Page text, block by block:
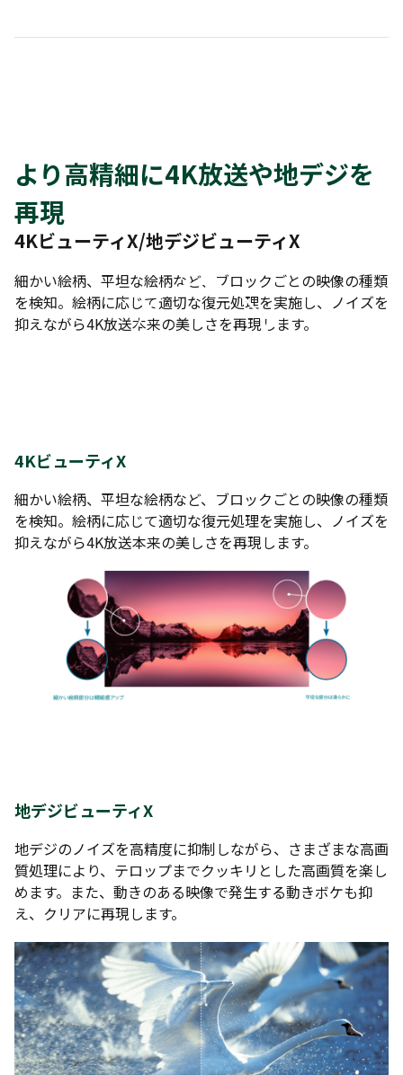
より高精細に4K放送や地デジを
再現
4KビューティX/地デジビューティX
細かい絵柄、平坦な絵柄など、ブロックごとの映像の種類
を検知。絵柄に応じて適切な復元処理を実施し、ノイズを
抑えながら4K放送本来の美しさを再現します。
4KビューティX
細かい絵柄、平坦な絵柄など、ブロックごとの映像の種類
を検知。絵柄に応じて適切な復元処理を実施し、ノイズを
抑えながら4K放送本来の美しさを再現します。
地デジビューティX
地デジのノイズを高精度に抑制しながら、さまざまな高画
質処理により、テロップまでクッキリとした高画質を楽し
めます。また、動きのある映像で発生する動きボケも抑
え、クリアに再現します。